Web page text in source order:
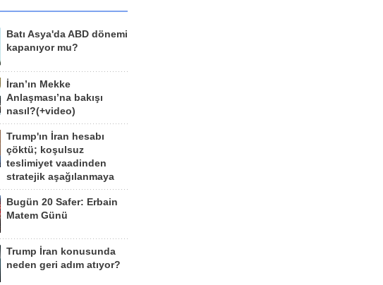
Batı Asya'da ABD dönemi
kapanıyor mu?
İran’ın Mekke
Anlaşması’na bakışı
nasıl?(+video)
Trump'ın İran hesabı
çöktü; koşulsuz
teslimiyet vaadinden
stratejik aşağılanmaya
Bugün 20 Safer: Erbain
Matem Günü
Trump İran konusunda
neden geri adım atıyor?